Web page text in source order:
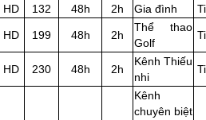
HD 132 48h 2h Gia đình
HD 199 48h 2h
Thể thao
Golf
HD 230 48h 2h
Kênh Thiếu
nhi
Kênh
chuyên biệt